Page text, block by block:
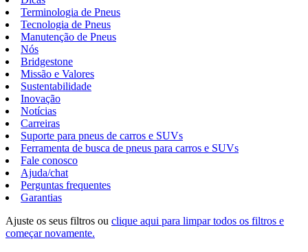
Terminologia de Pneus
Tecnologia de Pneus
Manutenção de Pneus
Nós
Bridgestone
Missão e Valores
Sustentabilidade
Inovação
Notícias
Carreiras
Suporte para pneus de carros e SUVs
Ferramenta de busca de pneus para carros e SUVs
Fale conosco
Ajuda/chat
Perguntas frequentes
Garantias
Ajuste os seus filtros ou clique aqui para limpar todos os filtros e
começar novamente.